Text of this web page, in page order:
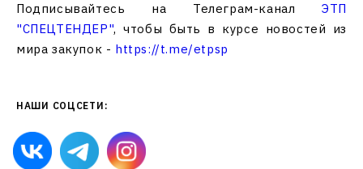
Подписывайтесь на Телеграм-каналЭТП
"СПЕЦТЕНДЕР", чтобы быть в курсе новостей из
мира закупок - https://t.me/etpsp
НАШИ СОЦСЕТИ: